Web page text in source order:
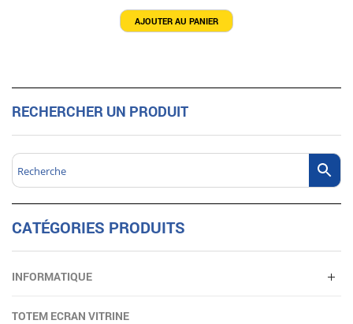
AJOUTER AU PANIER
RECHERCHER UN PRODUIT
CATÉGORIES PRODUITS
INFORMATIQUE
TOTEM ECRAN VITRINE